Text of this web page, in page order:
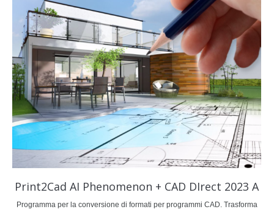
Print2Cad AI Phenomenon + CAD DIrect 2023 A
Programma per la conversione di formati per programmi CAD. Trasforma